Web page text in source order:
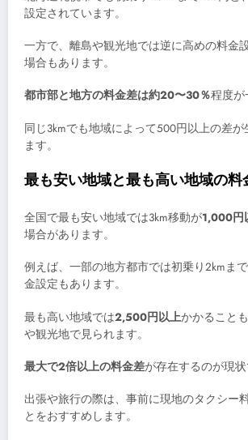
設定されています。
一方で、離島や観光地では逆に高めの料金
場合もあります。
都市部と地方の料金差は約20〜30％程度が
同じ3kmでも地域によって500円以上の差が
ます。
最も安い地域と最も高い地域の料
全国で最も安い地域では3km移動が1,000円
場合があります。
例えば、一部の地方都市では初乗り2kmま
金設定もあります。
最も高い地域では2,500円以上かかること
や観光地で見られます。
最大で2倍以上の料金差が存在するのが現状
出張や旅行の際は、事前に現地のタクシー
とをおすすめします。